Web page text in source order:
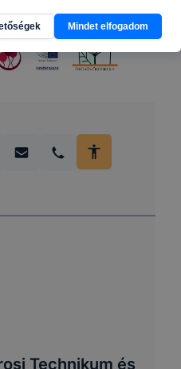
Technikum és
Mindet elfogadom